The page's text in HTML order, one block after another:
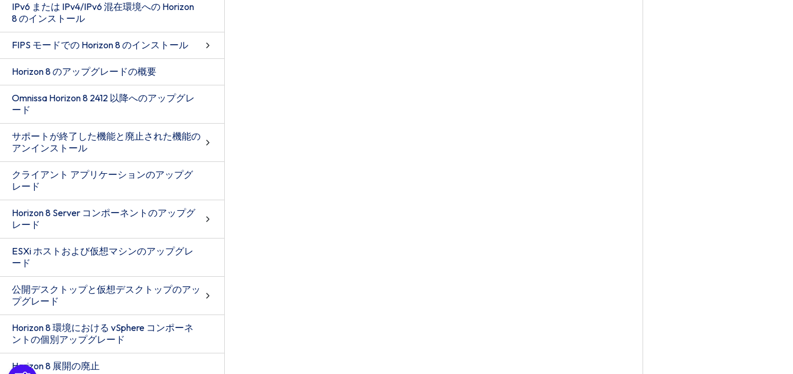
IPv6 または IPv4/IPv6 混在環境への Horizon
8 のインストール
FIPS モードでの Horizon 8 のインストール
Horizon 8 のアップグレードの概要
Omnissa Horizon 8 2412 以降へのアップグレ
ード
サポートが終了した機能と廃止された機能の
アンインストール
クライアント アプリケーションのアップグ
レード
Horizon 8 Server コンポーネントのアップグ
レード
ESXi ホストおよび仮想マシンのアップグレ
ード
公開デスクトップと仮想デスクトップのアッ
プグレード
Horizon 8 環境における vSphere コンポーネ
ントの個別アップグレード
Horizon 8 展開の廃止